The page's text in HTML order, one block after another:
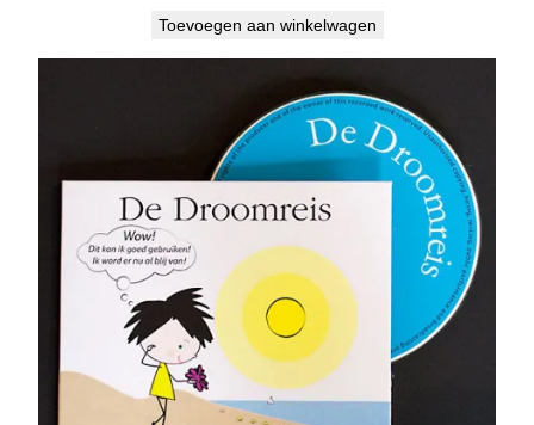
Toevoegen aan winkelwagen